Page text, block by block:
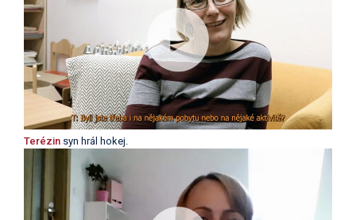
Terézin syn hrál hokej.